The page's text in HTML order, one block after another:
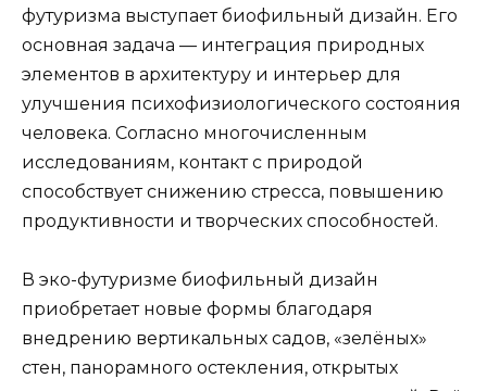
футуризма выступает биофильный дизайн. Его
основная задача — интеграция природных
элементов в архитектуру и интерьер для
улучшения психофизиологического состояния
человека. Согласно многочисленным
исследованиям, контакт с природой
способствует снижению стресса, повышению
продуктивности и творческих способностей.
В эко-футуризме биофильный дизайн
приобретает новые формы благодаря
внедрению вертикальных садов, «зелёных»
стен, панорамного остекления, открытых